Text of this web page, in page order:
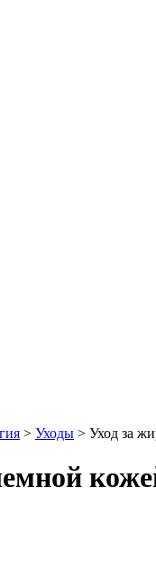
> Уходы > Уход за